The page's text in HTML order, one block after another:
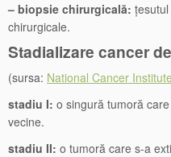
– biopsie chirurgicală:
chirurgicale.
Stadializare cancer
(sursa: National Cancer Institute
stadiu I: o singură tumoră
vecine.
stadiu II: o tumoră care s-a